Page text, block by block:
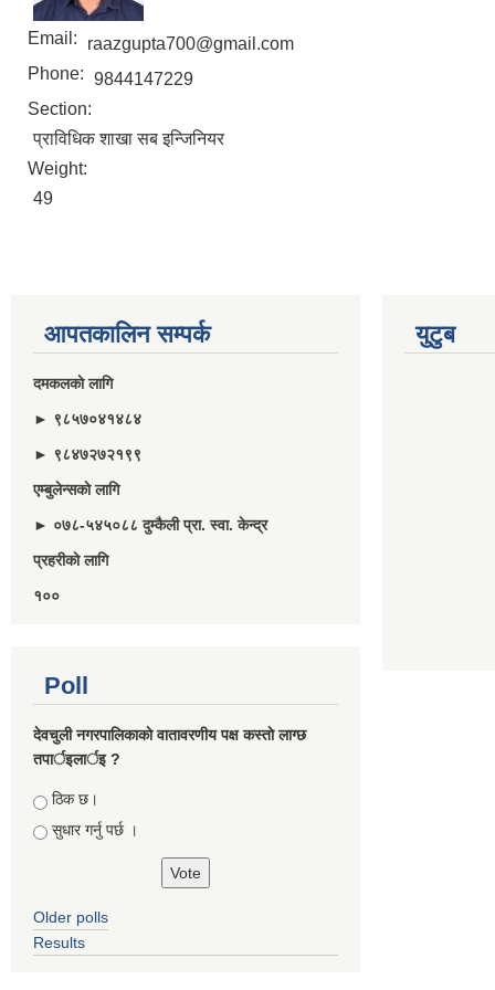
Email:
raazgupta700@gmail.com
Phone: 9844147229
Section:
प्राविधिक शाखा सब इन्जिनियर
Weight:
49
आपतकालिन सम्पर्क
दमकलकाे लागि
► ९८५७०४१४८४
► ९८४७२७२१९९
एम्बुलेन्सकाे लागि
► ०७८-५४५०८८ दुम्कैली प्रा. स्वा. केन्द्र
प्रहरीकाे लागि
१००
Poll
देवचुली नगरपालिकाकाे वातावरणीय पक्ष कस्ताे लाग्छ
तपार्इलार्इ ?
Choices
ठिक छ।
सुधार गर्नु पर्छ ।
Older polls
Results
युटुब